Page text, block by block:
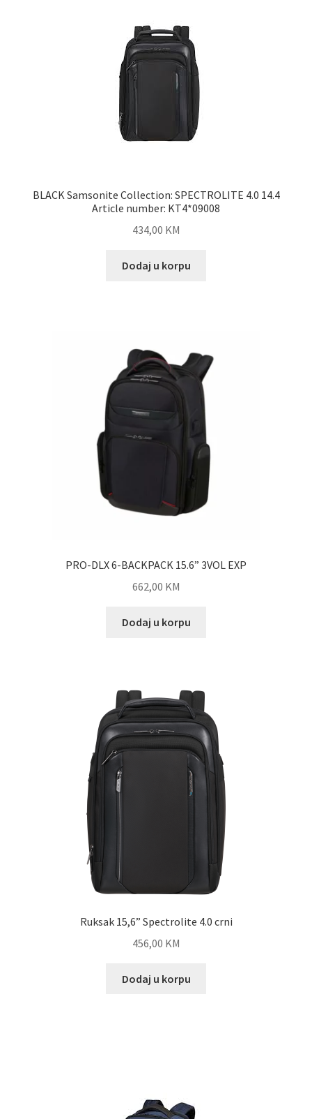
BLACK Samsonite Collection: SPECTROLITE 4.0 14.4
Article number: KT4*09008
434,00 KM
Dodaj u korpu
PRO-DLX 6-BACKPACK 15.6” 3VOL EXP
662,00 KM
Dodaj u korpu
Ruksak 15,6” Spectrolite 4.0 crni
456,00 KM
Dodaj u korpu